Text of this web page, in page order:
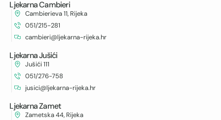
Ljekarna Cambieri
Cambierieva 11, Rijeka
051/215-281
cambieri@ljekarna-rijeka.hr
Ljekarna Jušići
Jušići 111
051/276-758
jusici@ljekarna-rijeka.hr
Ljekarna Zamet
Zametska 44, Rijeka